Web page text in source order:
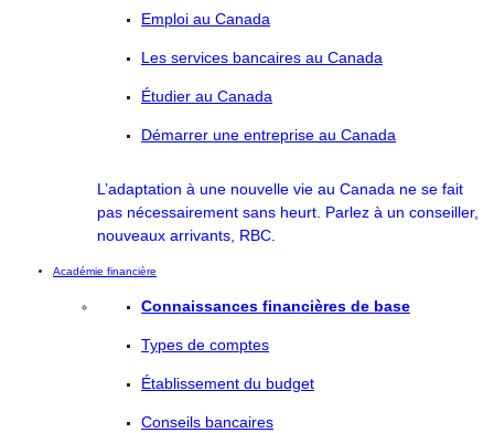
Emploi au Canada
Les services bancaires au Canada
Étudier au Canada
Démarrer une entreprise au Canada
L’adaptation à une nouvelle vie au Canada ne se fait
pas nécessairement sans heurt. Parlez à un conseiller,
nouveaux arrivants, RBC.
Académie financière
Connaissances financières de base
Types de comptes
Établissement du budget
Conseils bancaires